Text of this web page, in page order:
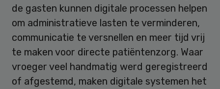
de gasten kunnen digitale processen helpen
om administratieve lasten te verminderen,
communicatie te versnellen en meer tijd vrij
te maken voor directe patiëntenzorg. Waar
vroeger veel handmatig werd geregistreerd
of afgestemd, maken digitale systemen het